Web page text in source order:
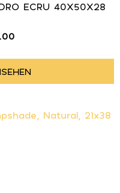
ECRU 40X50X28